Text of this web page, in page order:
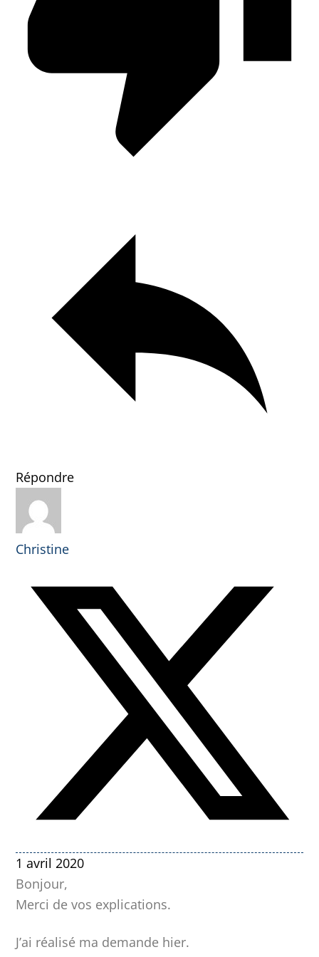
Répondre
Christine
1 avril 2020
Bonjour,
Merci de vos explications.
J’ai réalisé ma demande hier.